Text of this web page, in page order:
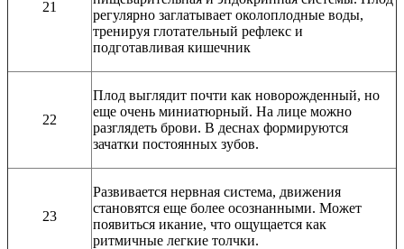
21
регулярно заглатывает околоплодные воды,
тренируя глотательный рефлекс и
подготавливая кишечник
22
Плод выглядит почти как новорожденный, но
еще очень миниатюрный. На лице можно
разглядеть брови. В деснах формируются
зачатки постоянных зубов.
23
Развивается нервная система, движения
становятся еще более осознанными. Может
появиться икание, что ощущается как
ритмичные легкие толчки.